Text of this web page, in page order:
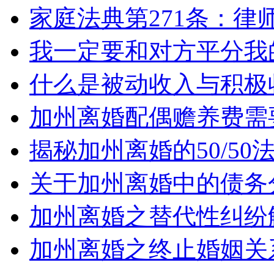
家庭法典第271条：律
我一定要和对方平分
什么是被动收入与积
加州离婚配偶赡养费
揭秘加州离婚的50/50
关于加州离婚中的债
加州离婚之替代性纠
加州离婚之终止婚姻关